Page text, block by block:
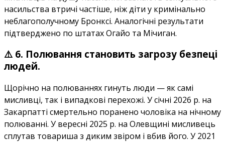
насильства втричі частіше, ніж діти у кримінально
неблагополучному Бронксі. Аналогічні результати
підтверджено по штатах Огайо та Мічиган.
⚠️ 6. Полювання становить загрозу безпеці
людей.
Щорічно на полюваннях гинуть люди — як самі
мисливці, так і випадкові перехожі. У січні 2026 р. на
Закарпатті смертельно поранено чоловіка на нічному
полюванні. У вересні 2025 р. на Олевщині мисливець
сплутав товариша з диким звіром і вбив його. У 2021